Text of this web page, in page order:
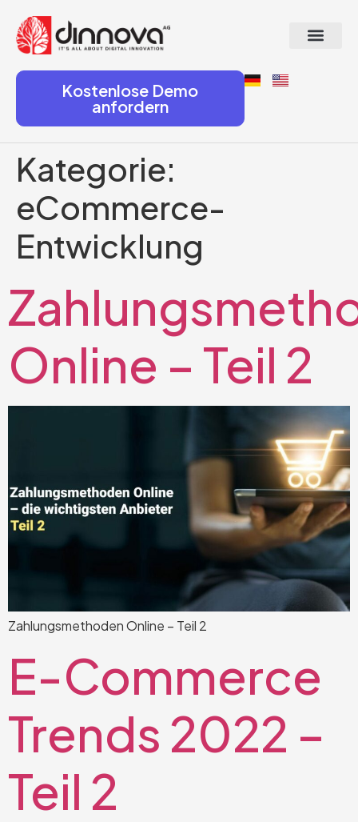
Kostenlose Demo
anfordern
Kategorie:
eCommerce-
Entwicklung
Online – Teil 2
Zahlungsmethoden Online – Teil 2
E-Commerce
Trends 2022 –
Teil 2